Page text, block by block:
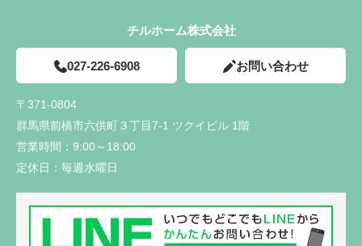
チルホーム株式会社
027-226-6908 お問い合わせ
〒371-0804
群馬県前橋市六供町３丁目7-1 ツクイビル 1階
営業時間： 9:00～18:00
定休日： 毎週水曜日